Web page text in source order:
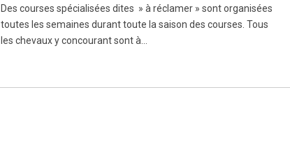
Des courses spécialisées dites » à réclamer » sont organisées
toutes les semaines durant toute la saison des courses. Tous
les chevaux y concourant sont à...